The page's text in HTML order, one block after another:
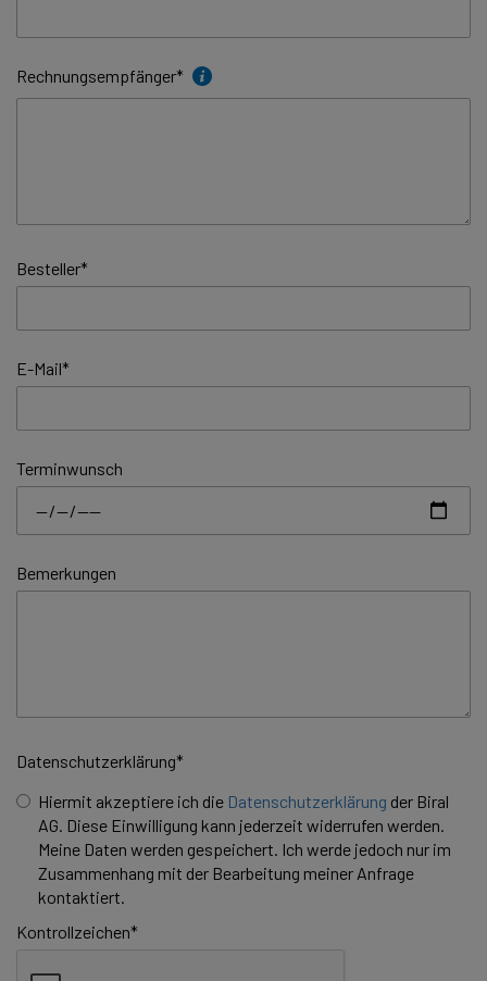
Rechnungsempfänger*
Besteller*
E-Mail*
Terminwunsch
Bemerkungen
Datenschutzerklärung*
Hiermit akzeptiere ich die Datenschutzerklärung der Biral
AG. Diese Einwilligung kann jederzeit widerrufen werden.
Meine Daten werden gespeichert. Ich werde jedoch nur im
Zusammenhang mit der Bearbeitung meiner Anfrage
kontaktiert.
Kontrollzeichen*